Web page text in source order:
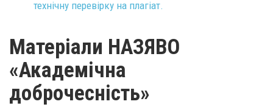
технічну перевірку на плагіат.
Матеріали НАЗЯВО
«Академічна
доброчесність»